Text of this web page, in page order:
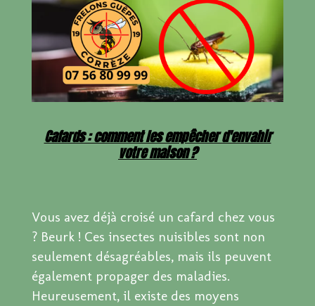
Cafards : comment les empêcher d'envahir
votre maison ?
Vous avez déjà croisé un cafard chez vous
? Beurk ! Ces insectes nuisibles sont non
seulement désagréables, mais ils peuvent
également propager des maladies.
Heureusement, il existe des moyens